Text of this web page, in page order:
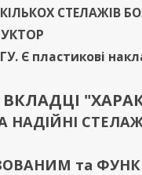
СТЕЛАЖІВ
. Є пластикові
ВКЛАДЦІ
НАДІЙНІ
та